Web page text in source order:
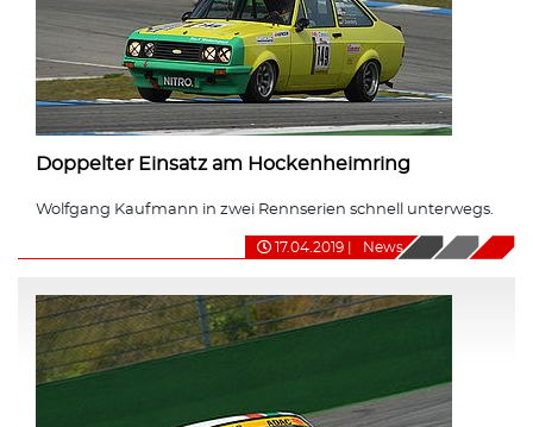
Doppelter Einsatz am Hockenheimring
Wolfgang Kaufmann in zwei Rennserien schnell unterwegs.
17.04.2019 News